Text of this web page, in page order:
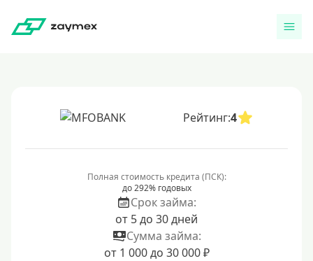
Рейтинг:4
Полная стоимость кредита (ПСК):
до 292% годовых
Срок займа:
от 5 до 30 дней
Сумма займа:
от 1 000 до 30 000 ₽